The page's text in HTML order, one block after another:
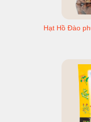
Hạt Hồ Đào